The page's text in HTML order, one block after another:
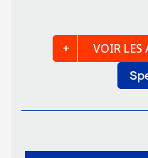
VOIR LES